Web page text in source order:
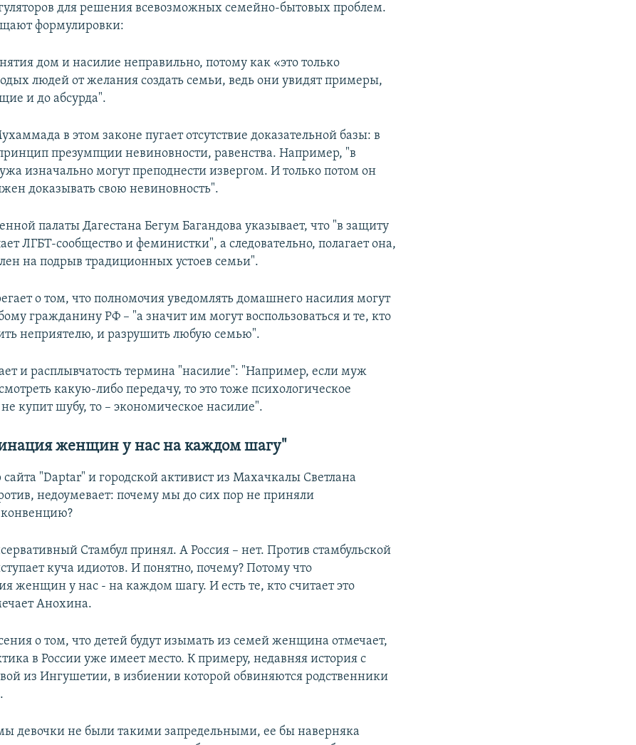
для решения всевозможных семейно-бытовых проблем.
формулировки:
дом и насилие неправильно, потому как «это только
людей от желания создать семьи, ведь они увидят примеры,
и до абсурда".
в этом законе пугает отсутствие доказательной базы: в
презумпции невиновности, равенства. Например, "в
изначально могут преподнести извергом. И только потом он
доказывать свою невиновность".
палаты Дагестана Бегум Багандова указывает, что "в защиту
ЛГБТ-сообщество и феминистки", а следовательно, полагает она,
на подрыв традиционных устоев семьи".
о том, что полномочия уведомлять домашнего насилия могут
гражданину РФ – "а значит им могут воспользоваться и те, кто
неприятелю, и разрушить любую семью".
и расплывчатость термина "насилие": "Например, если муж
какую-либо передачу, то это тоже психологическое
купит шубу, то – экономическое насилие".
женщин у нас на каждом шагу"
"Daptar" и городской активист из Махачкалы Светлана
недоумевает: почему мы до сих пор не приняли
Стамбул принял. А Россия – нет. Против стамбульской
куча идиотов. И понятно, почему? Потому что
женщин у нас - на каждом шагу. И есть те, кто считает это
Анохина.
о том, что детей будут изымать из семей женщина отмечает,
в России уже имеет место. К примеру, недавняя история с
из Ингушетии, в избиении которой обвиняются родственники
девочки не были такими запредельными, ее бы наверняка